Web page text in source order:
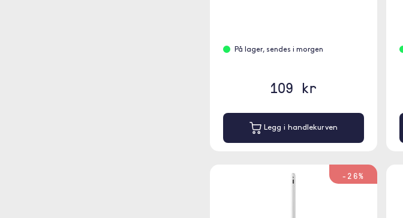
På lager, sendes i morgen
109 kr
Legg i handlekurven
-26%